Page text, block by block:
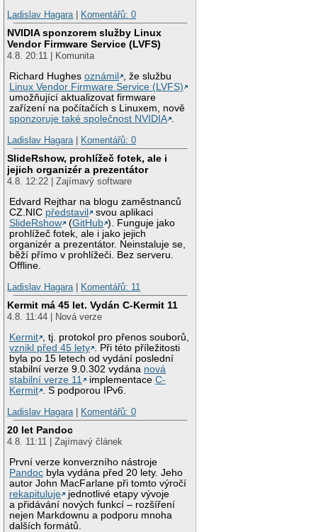
Ladislav Hagara | Komentářů: 0
NVIDIA sponzorem služby Linux
Vendor Firmware Service (LVFS)
4.8. 20:11 | Komunita
Richard Hughesoznámil
, že službu
Linux Vendor Firmware Service (LVFS)
umožňující aktualizovat firmware
zařízení na počítačích s Linuxem, nově
sponzoruje také společnost NVIDIA .
Ladislav Hagara | Komentářů: 0
SlideRshow, prohlížeč fotek, ale i
jejich organizér a prezentátor
4.8. 12:22 | Zajímavý software
Edvard Rejthar na blogu zaměstnanců
CZ.NIC představil
svou aplikaci
SlideRshow
(GitHub ). Funguje jako
prohlížeč fotek, ale i jako jejich
organizér a prezentátor. Neinstaluje se,
běží přímo v prohlížeči. Bez serveru.
Offline.
Ladislav Hagara | Komentářů: 11
Kermit má 45 let. Vydán C-Kermit 11
4.8. 11:44 | Nová verze
Kermit
, tj. protokol pro přenos souborů,
vznikl před 45 lety
. Při této příležitosti
byla po 15 letech od vydání poslední
stabilní verze 9.0.302 vydána nová
stabilní verze 11
implementaceC-
Kermit
. S podporou IPv6.
Ladislav Hagara | Komentářů: 0
20 let Pandoc
4.8. 11:11 | Zajímavý článek
První verze konverzního nástroje
Pandoc byla vydána před 20 lety. Jeho
autor John MacFarlane při tomto výročí
rekapituluje
jednotlivé etapy vývoje
a přidávání nových funkcí – rozšíření
nejen Markdownu a podporu mnoha
dalších formátů.